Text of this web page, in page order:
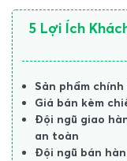
5 Lợi Ích
Sản phẩm
Giá bán kèm
Đội ngũ giao
an toàn
Đội ngũ bán